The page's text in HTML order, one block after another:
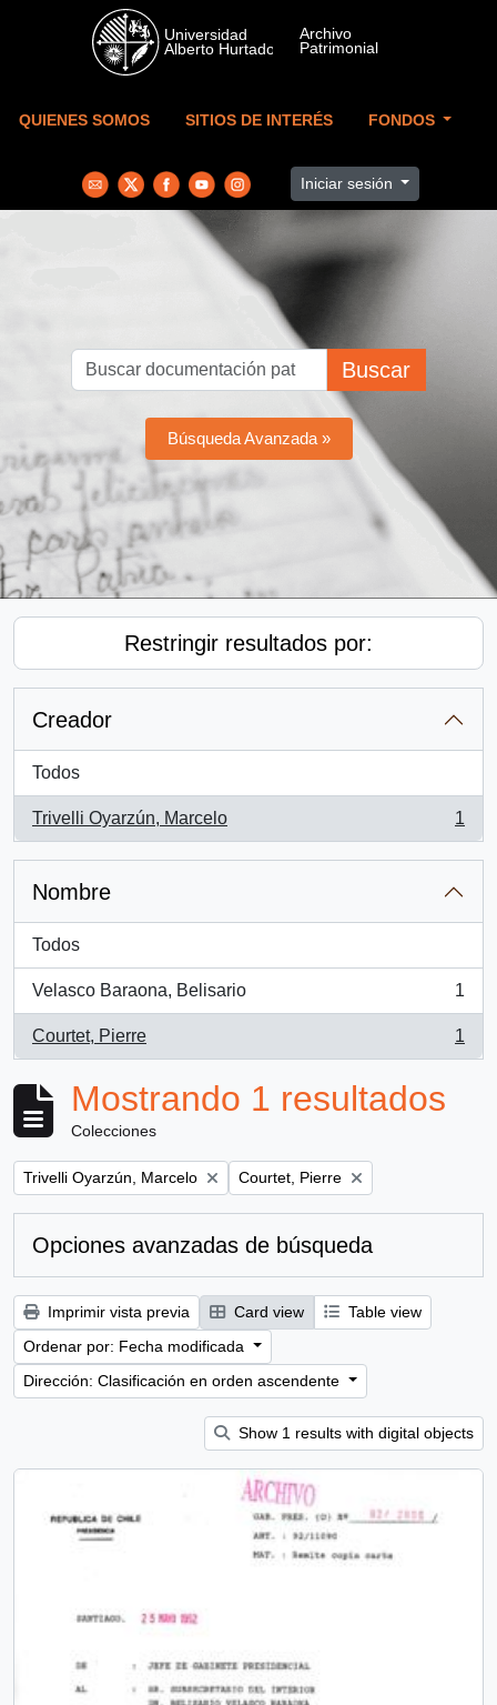
Skip to main content
QUIENES SOMOS SITIOS DE INTERÉS FONDOS
Iniciar sesión
Buscar
Búsqueda Avanzada »
Restringir resultados por:
Creador
Todos
Trivelli Oyarzún, Marcelo
, 1 resultados
1
Nombre
Todos
Velasco Baraona, Belisario
, 1 resultados
1
Courtet, Pierre
, 1 resultados
1
Mostrando 1 resultados
Colecciones
Remove filter:
Trivelli Oyarzún, Marcelo Remove filter:
Courtet, Pierre
Opciones avanzadas de búsqueda
Imprimir vista previa Card view
Table view
Ordenar por: Fecha modificada
Dirección: Clasificación en orden ascendente
Show 1 results with digital objects